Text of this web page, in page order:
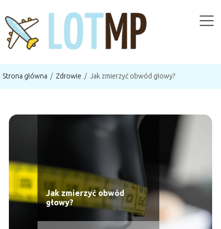
Strona główna / Zdrowie / Jak zmierzyć obwód głowy?
Jak zmierzyć obwód
głowy?